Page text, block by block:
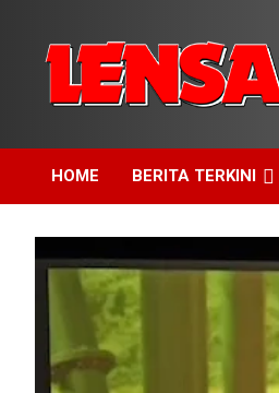
content
LensaUtama
HOME BERITA TERKINI